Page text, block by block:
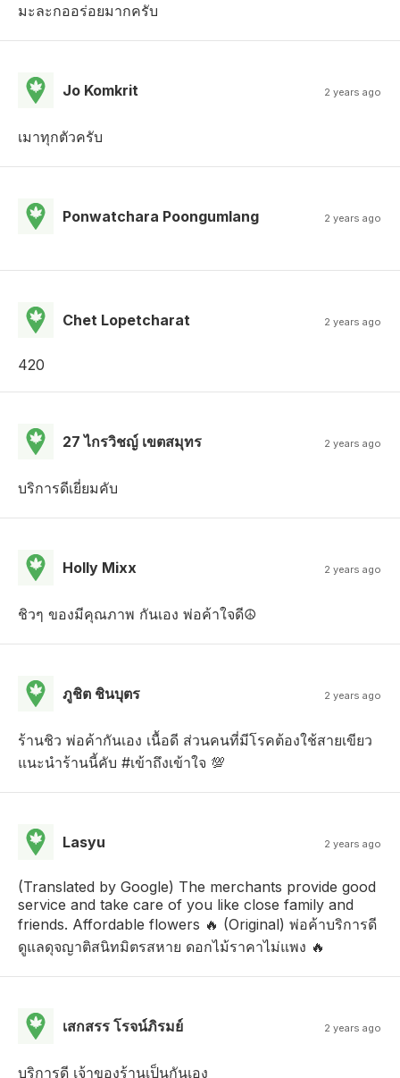
มะละกออร่อยมากครับ
Jo Komkrit 2 years ago
เมาทุกตัวครับ
Ponwatchara Poongumlang 2 years ago
Chet Lopetcharat 2 years ago
420
27 ไกรวิชญ์ เขตสมุทร 2 years ago
บริการดีเยี่ยมคับ
Holly Mixx 2 years ago
ชิวๆ ของมีคุณภาพ กันเอง พ่อค้าใจดี☮️
ภูชิต ชินบุตร 2 years ago
ร้านชิว พ่อค้ากันเอง เนื้อดี ส่วนคนที่มีโรคต้องใช้สายเขียว
แนะนำร้านนี้คับ #เข้าถึงเข้าใจ 💯
Lasyu 2 years ago
(Translated by Google) The merchants provide good
service and take care of you like close family and
friends. Affordable flowers 🔥 (Original) พ่อค้าบริการดี
ดูแลดุจญาติสนิทมิตรสหาย ดอกไม้ราคาไม่แพง 🔥
เสกสรร โรจน์ภิรมย์ 2 years ago
บริการดี เจ้าของร้านเป็นกันเอง